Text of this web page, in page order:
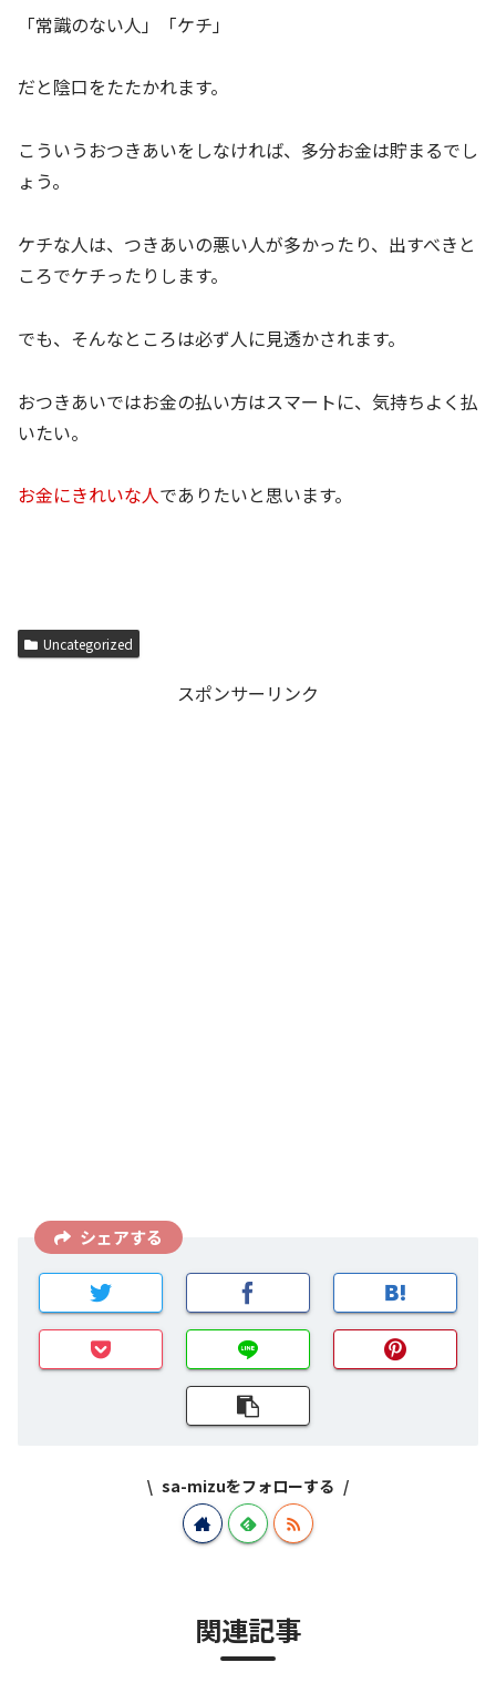
「常識のない人」「ケチ」
だと陰口をたたかれます。
こういうおつきあいをしなければ、多分お金は貯まるでし
ょう。
ケチな人は、つきあいの悪い人が多かったり、出すべきと
ころでケチったりします。
でも、そんなところは必ず人に見透かされます。
おつきあいではお金の払い方はスマートに、気持ちよく払
いたい。
お金にきれいな人でありたいと思います。
Uncategorized
スポンサーリンク
シェアする
sa-mizuをフォローする
関連記事